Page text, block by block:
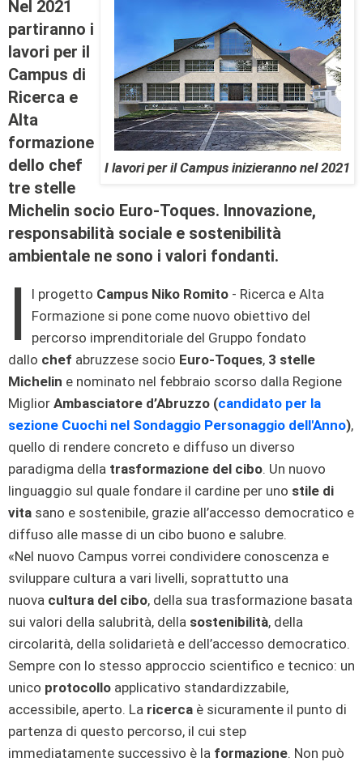
I lavori per il Campus inizieranno nel 2021
Nel 2021
partiranno i
lavori per il
Campus di
Ricerca e
Alta
formazione
dello chef
tre stelle
Michelin socio Euro-Toques. Innovazione,
responsabilità sociale e sostenibilità
ambientale ne sono i valori fondanti.
I l progetto Campus Niko Romito - Ricerca e Alta
Formazione si pone come nuovo obiettivo del
percorso imprenditoriale del Gruppo fondato
dallo chef abruzzese socio Euro-Toques, 3 stelle
Michelin e nominato nel febbraio scorso dalla Regione
Miglior Ambasciatore d’Abruzzo (candidato per la
sezione Cuochi nel Sondaggio Personaggio dell'Anno),
quello di rendere concreto e diffuso un diverso
paradigma della trasformazione del cibo. Un nuovo
linguaggio sul quale fondare il cardine per uno stile di
vita sano e sostenibile, grazie all’accesso democratico e
diffuso alle masse di un cibo buono e salubre.
«Nel nuovo Campus vorrei condividere conoscenza e
sviluppare cultura a vari livelli, soprattutto una
nuova cultura del cibo, della sua trasformazione basata
sui valori della salubrità, della sostenibilità, della
circolarità, della solidarietà e dell’accesso democratico.
Sempre con lo stesso approccio scientifico e tecnico: un
unico protocollo applicativo standardizzabile,
accessibile, aperto. La ricerca è sicuramente il punto di
partenza di questo percorso, il cui step
immediatamente successivo è la formazione. Non può